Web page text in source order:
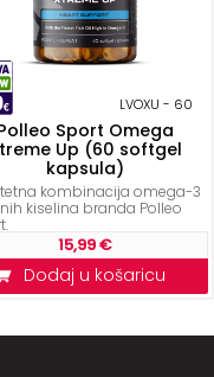
LVOXU - 60
Sport Omega
Up (60 softgel
kapsula)
kombinacija omega-3
kiselina branda Polleo
15,99 €
Dodaj u košaricu